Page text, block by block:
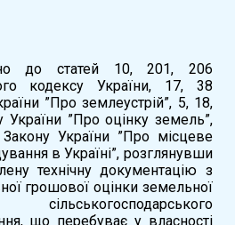
до статей 10, 201, 206
кодексу України, 17, 38
”Про землеустрій”, 5, 18,
України ”Про оцінку земель”,
Закону України ”Про місцеве
в Україні”, розглянувши
технічну документацію з
грошової оцінки земельної
сільськогосподарського
що перебуває у власності